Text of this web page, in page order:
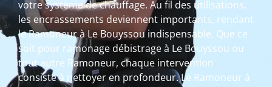
votre système de chauffage. Au fil des utilisations,
les encrassements deviennent importants, rendant
le Ramoneur à Le Bouyssou indispensable. Que ce
soit pour ramonage débistrage à Le Bouyssou ou
tout autre Ramoneur, chaque intervention
consiste à nettoyer en profondeur. Le Ramoneur à